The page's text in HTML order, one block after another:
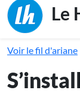
Le
Voir le fil d'ariane